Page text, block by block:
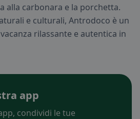
alla carbonara e la porchetta.
e culturali, Antrodoco è un
rilassante e autentica in
app
condividi le tue